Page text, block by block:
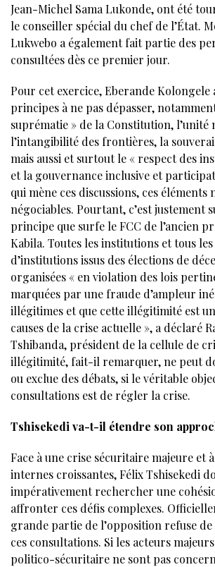
Jean-Michel Sama Lukonde, ont été
le conseiller spécial du chef de l’État.
Lukwebo a également fait partie des
consultées dès ce premier jour.
Pour cet exercice, Eberande Kolongele
principes à ne pas dépasser,
suprématie » de la Constitution, l’unité
l’intangibilité des frontières, la
mais aussi et surtout le « respect des
et la gouvernance inclusive et
qui mène ces discussions, ces éléments
négociables. Pourtant, c’est justement
principe que surfe le FCC de l’ancien
Kabila. Toutes les institutions et tous
d’institutions issus des élections de
organisées « en violation des lois
marquées par une fraude d’ampleur
illégitimes et que cette illégitimité est
causes de la crise actuelle », a déclaré
Tshibanda, président de la cellule de
illégitimité, fait-il remarquer, ne peut
ou exclue des débats, si le véritable
consultations est de régler la crise.
Tshisekedi va-t-il étendre son
Face à une crise sécuritaire majeure et
internes croissantes, Félix Tshisekedi
impérativement rechercher une
affronter ces défis complexes.
grande partie de l’opposition refuse
ces consultations. Si les acteurs
politico-sécuritaire ne sont pas